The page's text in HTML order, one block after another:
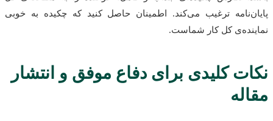
پایان‌نامه ترغیب می‌کند. اطمینان حاصل کنید که چکیده به خوبی
نماینده‌ی کل کار شماست.
نکات کلیدی برای دفاع موفق و انتشار
مقاله